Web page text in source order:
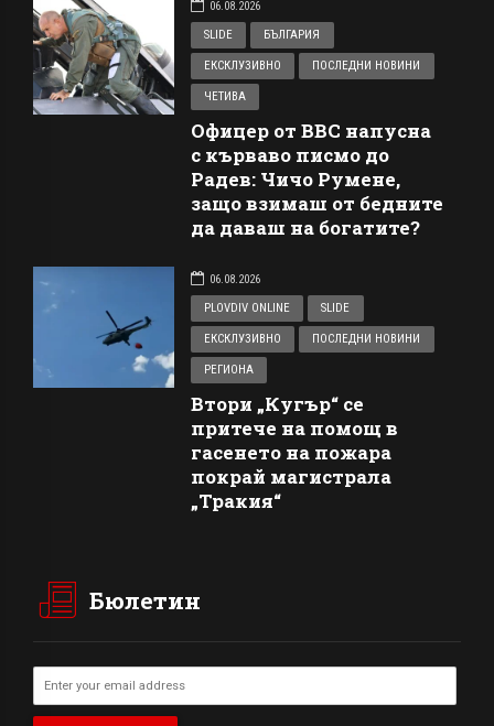
06.08.2026
SLIDE
БЪЛГАРИЯ
ЕКСКЛУЗИВНО ПОСЛЕДНИ НОВИНИ
ЧЕТИВА
Офицер от ВВС напусна
с кърваво писмо до
Радев: Чичо Румене,
защо взимаш от бедните
да даваш на богатите?
06.08.2026
PLOVDIV ONLINE
SLIDE
ЕКСКЛУЗИВНО ПОСЛЕДНИ НОВИНИ
РЕГИОНА
Втори „Кугър“ се
притече на помощ в
гасенето на пожара
покрай магистрала
„Тракия“
Бюлетин